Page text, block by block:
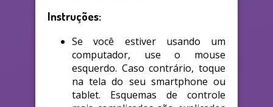
Instruções:
Se você estiver usando um
computador, use o mouse
esquerdo. Caso contrário, toque
na tela do seu smartphone ou
tablet. Esquemas de controle